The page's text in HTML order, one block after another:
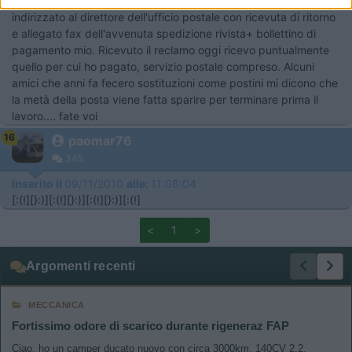
indirizzato al direttore dell'ufficio postale con ricevuta di ritorno
e allegato fax dell'avvenuta spedizione rivista+ bollettino di
pagamento mio. Ricevuto il reclamo oggi ricevo puntualmente
quello per cui ho pagato, servizio postale compreso. Alcuni
amici che anni fa fecero sostituzioni come postini mi dicono che
la metà della posta viene fatta sparire per terminare prima il
lavoro.... fate voi
16 paomar76
345
Inserito il 09/11/2010 alle: 11:08:04
[:(!][}:)][:(!][}:)][:(!][}:)][:(!]
< 1 >
Argomenti recenti
MECCANICA
Fortissimo odore di scarico durante rigeneraz FAP
Ciao, ho un camper ducato nuovo con circa 3000km, 140CV 2.2,